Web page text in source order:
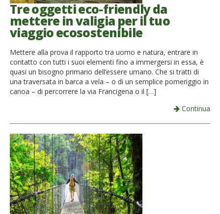
Tre oggetti eco-friendly da
mettere in valigia per il tuo
viaggio ecosostenibile
Mettere alla prova il rapporto tra uomo e natura, entrare in
contatto con tutti i suoi elementi fino a immergersi in essa, è
quasi un bisogno primario dell’essere umano. Che si tratti di
una traversata in barca a vela – o di un semplice pomeriggio in
canoa – di percorrere la via Francigena o il […]
Continua